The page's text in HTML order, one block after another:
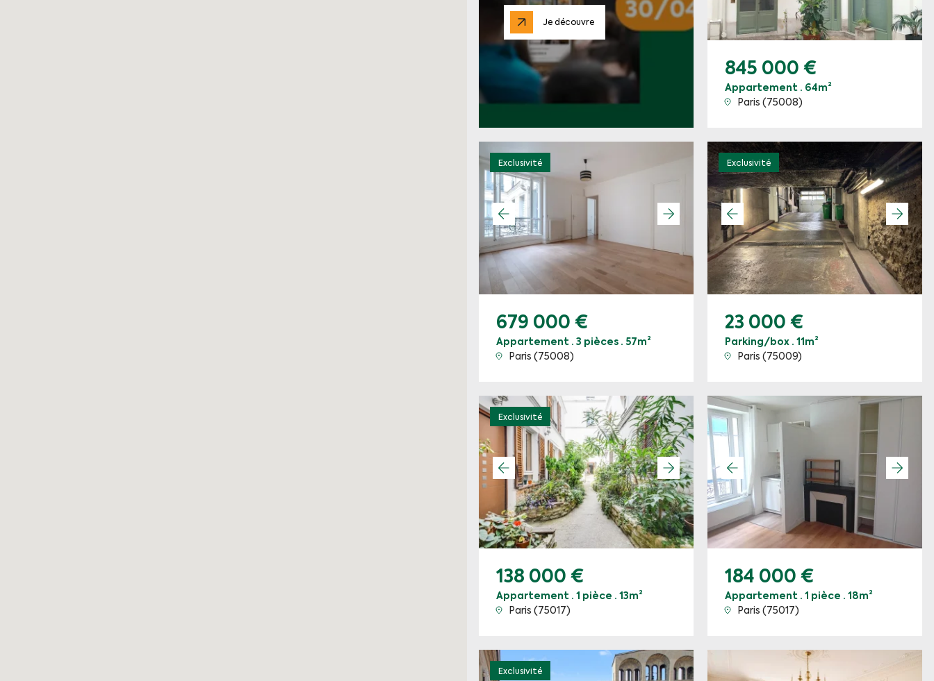
Je découvre
845 000 €
Appartement · 64m²
Paris (75008)
Exclusivité
679 000 €
Appartement · 3 pièces · 57m²
Paris (75008)
Exclusivité
23 000 €
Parking/box · 11m²
Paris (75009)
Exclusivité
138 000 €
Appartement · 1 pièce · 13m²
Paris (75017)
184 000 €
Appartement · 1 pièce · 18m²
Paris (75017)
Exclusivité